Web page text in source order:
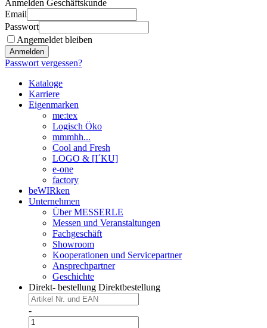
Anmelden Geschäftskunde
Email
Passwort
Angemeldet bleiben
Anmelden
Passwort vergessen?
Kataloge
Karriere
Eigenmarken
me:tex
Logisch Öko
mmmhh...
Cool and Fresh
LOGO & [I´KU]
e-one
factory
beWIRken
Unternehmen
Über MESSERLE
Messen und Veranstaltungen
Fachgeschäft
Showroom
Kooperationen und Servicepartner
Ansprechpartner
Geschichte
Direkt- bestellung Direktbestellung
-